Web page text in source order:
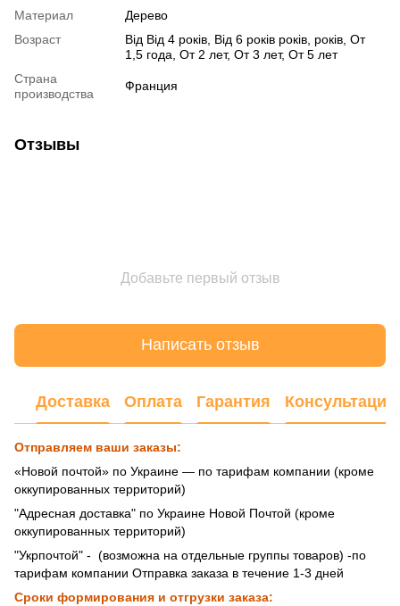
Материал
Дерево
Возраст
Від Від 4 років, Від 6 років років, років, От
1,5 года, От 2 лет, От 3 лет, От 5 лет
Страна
производства
Франция
Отзывы
Добавьте первый отзыв
Написать отзыв
Доставка Оплата Гарантия Консультация
Отправляем ваши заказы:
«Новой почтой» по Украине — по тарифам компании (кроме
оккупированных территорий)
"Адресная доставка" по Украине Новой Почтой (кроме
оккупированных территорий)
"Укрпочтой" - (возможна на отдельные группы товаров) -по
тарифам компании Отправка заказа в течение 1-3 дней
Сроки формирования и отгрузки заказа: